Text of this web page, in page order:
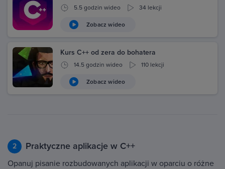
5.5 godzin wideo 34 lekcji
Zobacz wideo
Kurs C++ od zera do bohatera
14.5 godzin wideo 110 lekcji
Zobacz wideo
2 Praktyczne aplikacje w C++
Opanuj pisanie rozbudowanych aplikacji w oparciu o różne